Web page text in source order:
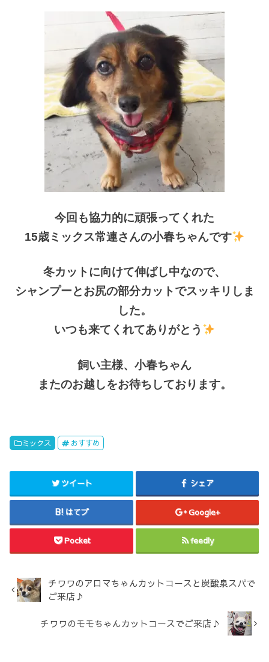
今回も協力的に頑張ってくれた
15歳ミックス常連さんの小春ちゃんです
冬カットに向けて伸ばし中なので、
シャンプーとお尻の部分カットでスッキリしま
した。
いつも来てくれてありがとう
飼い主様、小春ちゃん
またのお越しをお待ちしております。
ミックス おすすめ
ツイート シェア
はてブ Google+
Pocket feedly
チワワのアロマちゃんカットコースと炭酸泉スパで
ご来店♪
チワワのモモちゃんカットコースでご来店♪